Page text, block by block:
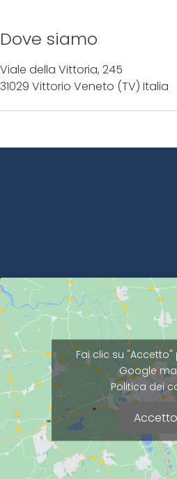
Dove siamo
Viale della Vittoria, 245
31029 Vittorio Veneto (TV) Italia
Fai clic su
Google
Politica dei
Accetto